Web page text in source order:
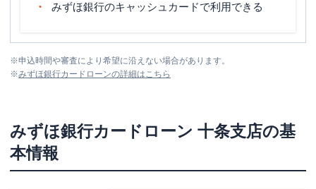
みずほ銀行のキャッシュカードで利用できる
※申込時間や審査により希望に沿えない場合があります。
※みずほ銀行カードローンの詳細はこちら
みずほ銀行カードローン 十条支店の基
本情報